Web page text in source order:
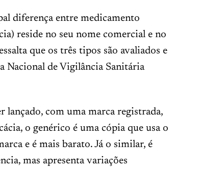
diferença entre medicamento
reside no seu nome comercial e no
que os três tipos são avaliados e
Nacional de Vigilância Sanitária
com uma marca registrada,
o genérico é uma cópia que usa o
e é mais barato. Já o similar, é
mas apresenta variações